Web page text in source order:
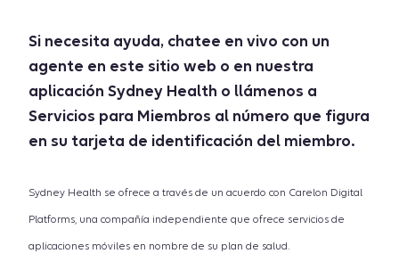
Si necesita ayuda, chatee en vivo con un
agente en este sitio web o en nuestra
aplicación Sydney Health o llámenos a
Servicios para Miembros al número que figura
en su tarjeta de identificación del miembro.
Sydney Health se ofrece a través de un acuerdo con Carelon Digital
Platforms, una compañía independiente que ofrece servicios de
aplicaciones móviles en nombre de su plan de salud.